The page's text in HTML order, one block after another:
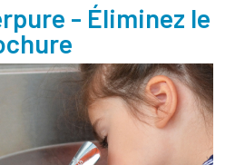
- Éliminez le